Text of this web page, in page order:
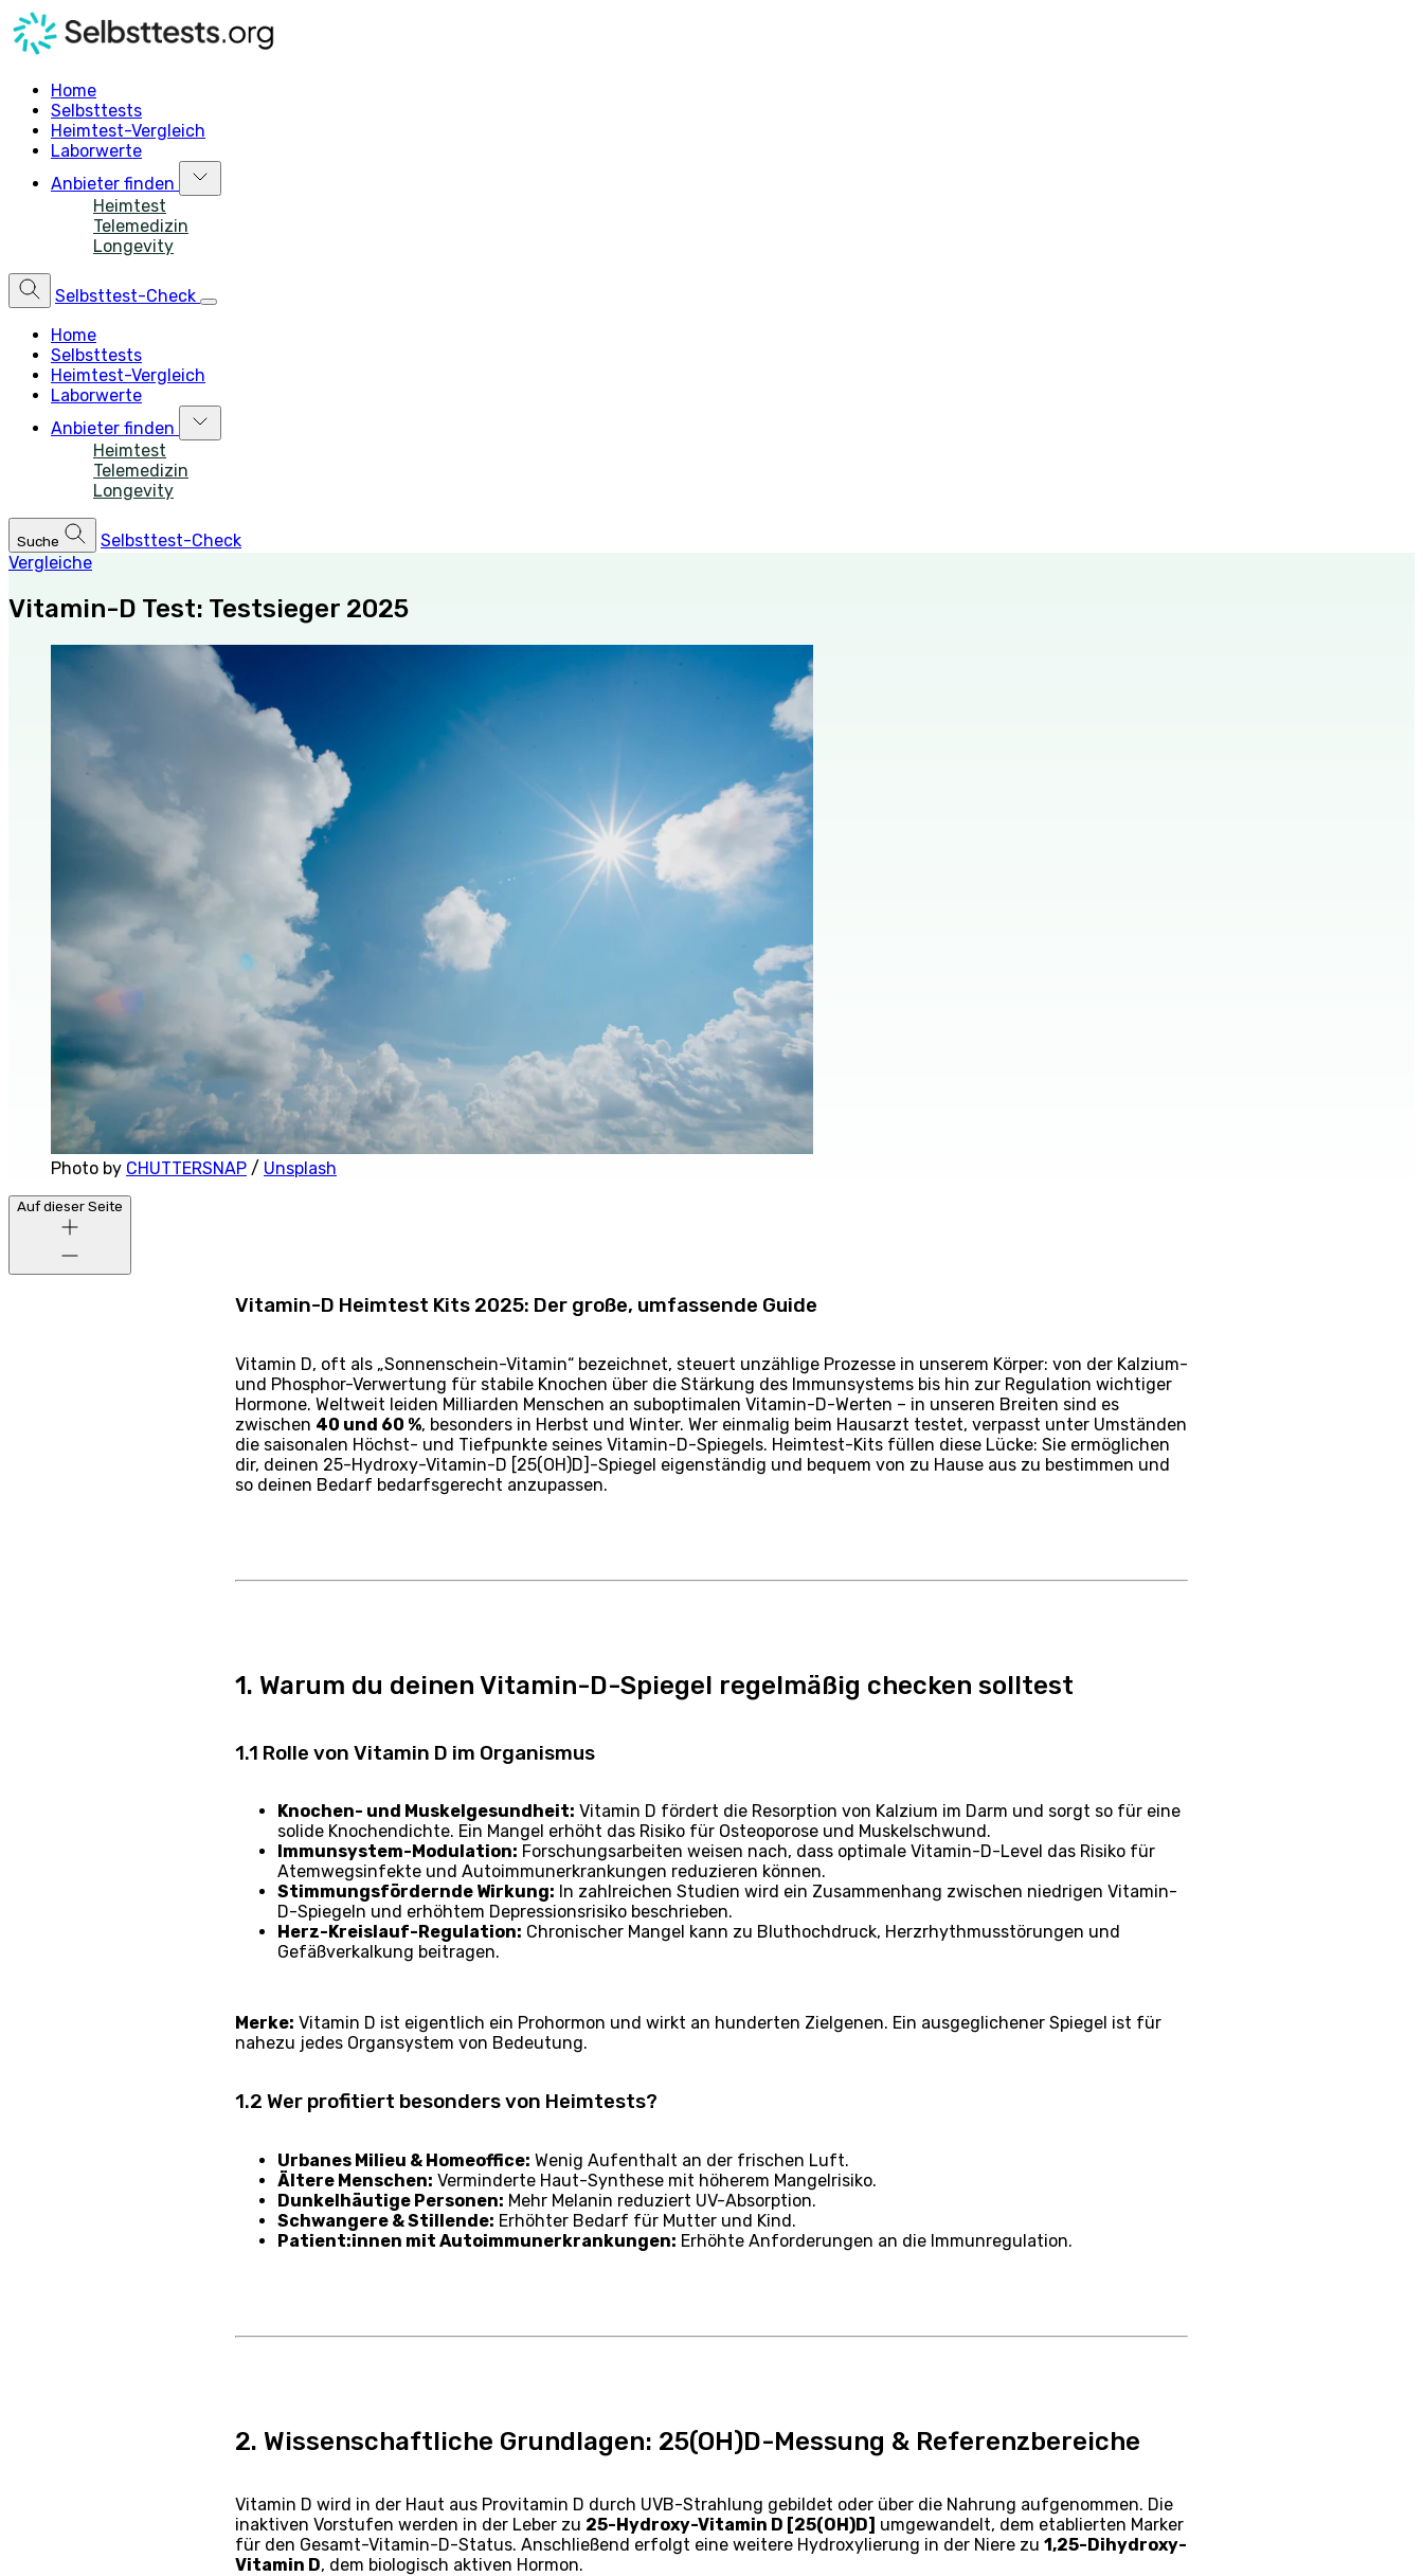
Home
Selbsttests
Heimtest-Vergleich
Laborwerte
Anbieter finden
Heimtest
Telemedizin
Longevity
Selbsttest-Check
Home
Selbsttests
Heimtest-Vergleich
Laborwerte
Anbieter finden
Heimtest
Telemedizin
Longevity
Suche
Selbsttest-Check
Vergleiche
Vitamin-D Test: Testsieger 2025
Photo by CHUTTERSNAP / Unsplash
Auf dieser Seite
Vitamin-D Heimtest Kits 2025: Der große, umfassende Guide
Vitamin D, oft als „Sonnenschein-Vitamin“ bezeichnet, steuert unzählige Prozesse in unserem Körper: von der Kalzium-
und Phosphor-Verwertung für stabile Knochen über die Stärkung des Immunsystems bis hin zur Regulation wichtiger
Hormone. Weltweit leiden Milliarden Menschen an suboptimalen Vitamin-D-Werten – in unseren Breiten sind es
zwischen 40 und 60 %, besonders in Herbst und Winter. Wer einmalig beim Hausarzt testet, verpasst unter Umständen
die saisonalen Höchst- und Tiefpunkte seines Vitamin-D-Spiegels. Heimtest-Kits füllen diese Lücke: Sie ermöglichen
dir, deinen 25-Hydroxy-Vitamin-D [25(OH)D]-Spiegel eigenständig und bequem von zu Hause aus zu bestimmen und
so deinen Bedarf bedarfsgerecht anzupassen.
1. Warum du deinen Vitamin-D-Spiegel regelmäßig checken solltest
1.1 Rolle von Vitamin D im Organismus
Knochen- und Muskelgesundheit: Vitamin D fördert die Resorption von Kalzium im Darm und sorgt so für eine
solide Knochendichte. Ein Mangel erhöht das Risiko für Osteoporose und Muskelschwund.
Immunsystem-Modulation: Forschungsarbeiten weisen nach, dass optimale Vitamin-D-Level das Risiko für
Atemwegsinfekte und Autoimmunerkrankungen reduzieren können.
Stimmungsfördernde Wirkung: In zahlreichen Studien wird ein Zusammenhang zwischen niedrigen Vitamin-
D-Spiegeln und erhöhtem Depressionsrisiko beschrieben.
Herz-Kreislauf-Regulation: Chronischer Mangel kann zu Bluthochdruck, Herzrhythmusstörungen und
Gefäßverkalkung beitragen.
Merke: Vitamin D ist eigentlich ein Prohormon und wirkt an hunderten Zielgenen. Ein ausgeglichener Spiegel ist für
nahezu jedes Organsystem von Bedeutung.
1.2 Wer profitiert besonders von Heimtests?
Urbanes Milieu & Homeoffice: Wenig Aufenthalt an der frischen Luft.
Ältere Menschen: Verminderte Haut-Synthese mit höherem Mangelrisiko.
Dunkelhäutige Personen: Mehr Melanin reduziert UV-Absorption.
Schwangere & Stillende: Erhöhter Bedarf für Mutter und Kind.
Patient:innen mit Autoimmunerkrankungen: Erhöhte Anforderungen an die Immunregulation.
2. Wissenschaftliche Grundlagen: 25(OH)D-Messung & Referenzbereiche
Vitamin D wird in der Haut aus Provitamin D durch UVB-Strahlung gebildet oder über die Nahrung aufgenommen. Die
inaktiven Vorstufen werden in der Leber zu 25-Hydroxy-Vitamin D [25(OH)D] umgewandelt, dem etablierten Marker
für den Gesamt-Vitamin-D-Status. Anschließend erfolgt eine weitere Hydroxylierung in der Niere zu 1,25-Dihydroxy-
Vitamin D, dem biologisch aktiven Hormon.